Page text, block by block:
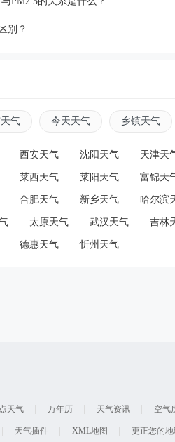
别？
气 今天天气 乡镇天气
西安天气 沈阳天气 天津天
莱西天气 莱阳天气 富锦天
合肥天气 新乡天气 哈尔滨
太原天气 武汉天气 吉林
德惠天气 忻州天气
天气 万年历 天气资讯 空气
天气插件 XML地图 更正您的